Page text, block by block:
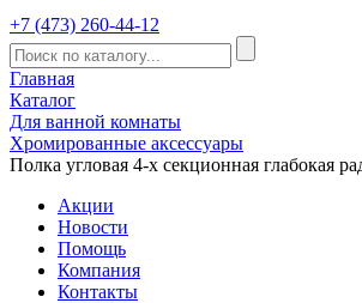
+7 (473) 260-44-12
Главная
Каталог
Для ванной комнаты
Хромированные аксессуары
Полка угловая 4-х секционная глабокая
Акции
Новости
Помощь
Компания
Контакты